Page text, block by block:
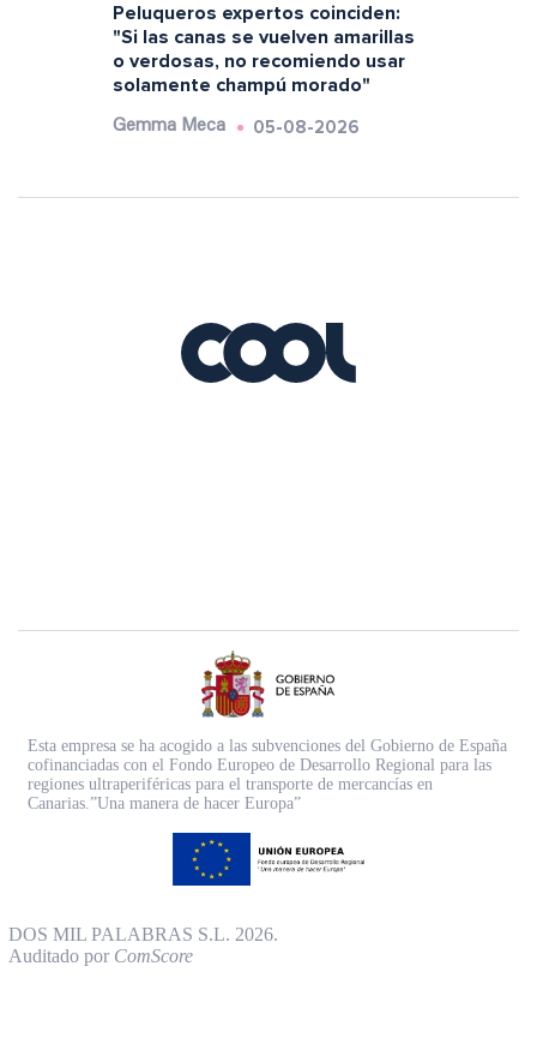
Peluqueros expertos coinciden:
"Si las canas se vuelven amarillas
o verdosas, no recomiendo usar
solamente champú morado"
Gemma Meca 05-08-2026
Esta empresa se ha acogido a las subvenciones del Gobierno de España
cofinanciadas con el Fondo Europeo de Desarrollo Regional para las
regiones ultraperiféricas para el transporte de mercancías en
Canarias.”Una manera de hacer Europa”
DOS MIL PALABRAS S.L. 2026.
Auditado por ComScore